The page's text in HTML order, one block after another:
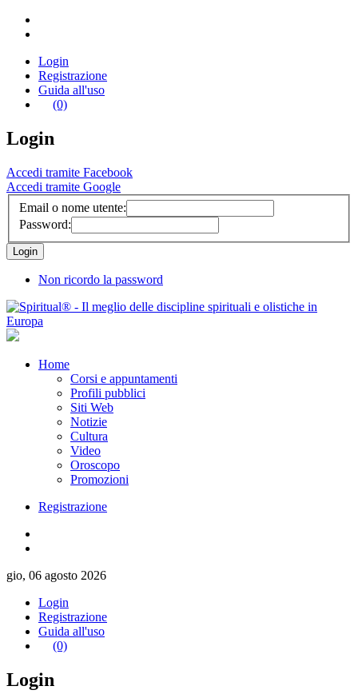
Login
Registrazione
Guida all'uso
(0)
Login
Accedi tramite Facebook
Accedi tramite Google
Email o nome utente:
Password:
Non ricordo la password
Home
Corsi e appuntamenti
Profili pubblici
Siti Web
Notizie
Cultura
Video
Oroscopo
Promozioni
Registrazione
gio, 06 agosto 2026
Login
Registrazione
Guida all'uso
(0)
Login